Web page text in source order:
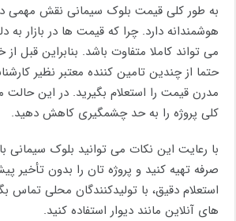
به طور کلی قیمت بلوک سیمانی نقش مهمی
هوشمندانه دارد. چرا که قیمت ها در بازار به
می تواند کاملا متفاوت باشد. بنابراین قبل
حتما از چندین تامین کننده معتبر نظیر
مدرن قیمت را استعلام بگیرید. در این حالت
کلی پروژه را به حد چشمگیری کاهش دهید.
با رعایت این نکات می توانید بلوک سیمانی
صرفه تهیه کنید و پروژه تان را بدون تأخیر
استعلام دقیق، با تولیدکنندگان محلی تماس
های آنلاین مانند دیوار استفاده کنید.